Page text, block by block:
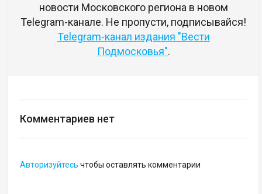
новости Московского региона в новом
Telegram-канале. Не пропусти, подписывайся!
Telegram-канал издания "Вести
Подмосковья".
Комментариев нет
Авторизуйтесь чтобы оставлять комментарии